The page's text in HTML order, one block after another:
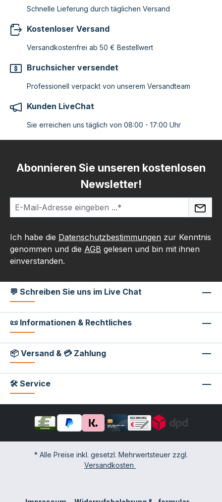
Schnelle Lieferung durch täglichen Versand
Kostenloser Versand
Versandkostenfrei ab 50 € Bestellwert
Bruchsicher versendet
Professionell verpackt von unserem Versandteam
Kunden LiveChat
Sie erreichen uns täglich von 08:00 - 17:00 Uhr
Abonnieren Sie unseren kostenlosen
Newsletter!
Ich habe die Datenschutzbestimmungen zur Kenntnis
genommen und die AGB gelesen und bin mit ihnen
einverstanden.
💬 Schreiben Sie uns im Live Chat
📜 Informationen & Rechtliches
📦 Versand & 💳 Zahlung
🛠 Service
* Alle Preise inkl. gesetzl. Mehrwertsteuer zzgl.
Versandkosten